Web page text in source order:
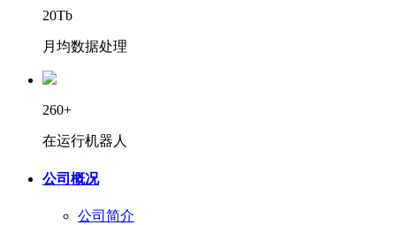
20Tb
月均数据处理
260+
在运行机器人
公司概况
公司简介